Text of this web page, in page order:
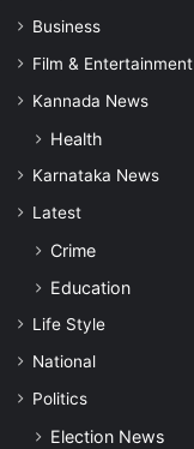
Business
Film & Entertainment
Kannada News
Health
Karnataka News
Latest
Crime
Education
Life Style
National
Politics
Election News